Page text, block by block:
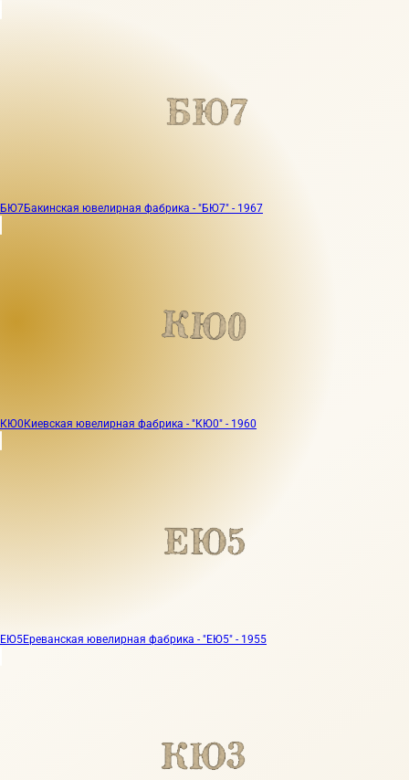
БЮ7Бакинская ювелирная фабрика - "БЮ7" - 1967
КЮ0Киевская ювелирная фабрика - "КЮ0" - 1960
ЕЮ5Ереванская ювелирная фабрика - "ЕЮ5" - 1955